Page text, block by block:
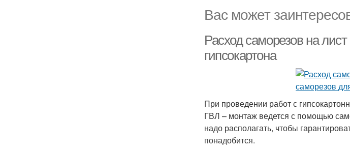
Вас может
Расход саморезов на
гипсокартона
При проведении работ с
ГВЛ – монтаж ведется с помощью
надо располагать, чтобы
понадобится.